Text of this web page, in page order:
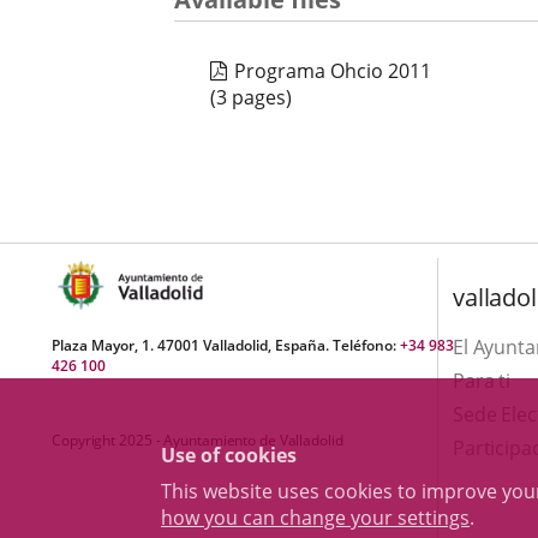
Use of cookies
This website uses cookies to improve
how you can change your settings.
Programa Ohcio 2011
(3 pages)
Plaza Mayor, 1. 47001 Valladolid, España. Teléfono:+34 983
426 100
Copyright 2025 - Ayuntamiento de Valladolid
El
Para ti